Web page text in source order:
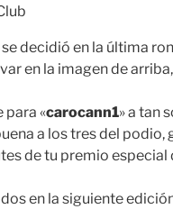
decidió en la última
en la imagen de
para «carocann1» a tan
a los tres del
de tu premio especial
en la siguiente